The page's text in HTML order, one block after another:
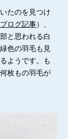
たのを見つけ
ログ記事）、
と思われる白
色の羽毛も見
ようです。も
枚もの羽毛が